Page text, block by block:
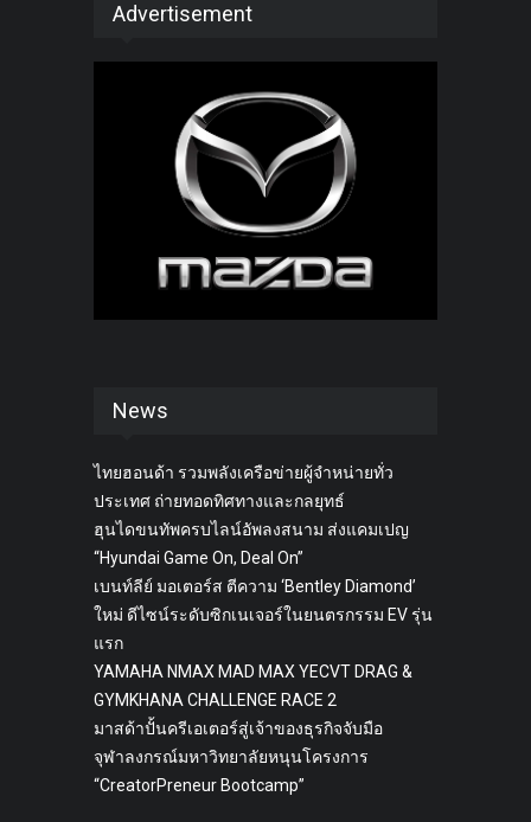
Advertisement
News
ไทยฮอนด้า รวมพลังเครือข่ายผู้จำหน่ายทั่ว
ประเทศ ถ่ายทอดทิศทางและกลยุทธ์
ฮุนไดขนทัพครบไลน์อัพลงสนาม ส่งแคมเปญ
“Hyundai Game On, Deal On”
เบนท์ลีย์ มอเตอร์ส ตีความ ‘Bentley Diamond’
ใหม่ ดีไซน์ระดับซิกเนเจอร์ในยนตรกรรม EV รุ่น
แรก
YAMAHA NMAX MAD MAX YECVT DRAG &
GYMKHANA CHALLENGE RACE 2
มาสด้าปั้นครีเอเตอร์สู่เจ้าของธุรกิจจับมือ
จุฬาลงกรณ์มหาวิทยาลัยหนุนโครงการ
“CreatorPreneur Bootcamp”